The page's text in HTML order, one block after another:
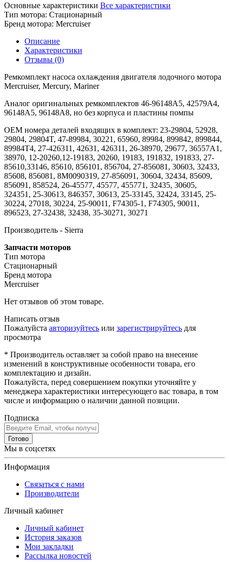
Основные характеристики Все характеристики
Тип мотора: Стационарный
Бренд мотора: Mercruiser
Описание
Характеристики
Отзывы (0)
Ремкомплект насоса охлаждения двигателя лодочного мотора
Mercruiser, Mercury, Mariner
Аналог оригинальных ремкомплектов 46-96148A5, 42579A4,
96148A5, 96148A8, но без корпуса и пластины помпы
OEM номера деталей входящих в комплект: 23-29804, 52928,
29804, 29804T, 47-89984, 30221, 65960, 89984, 899842, 899844,
89984T4, 27-426311, 42631, 426311, 26-38970, 29677, 36557A1,
38970, 12-20260,12-19183, 20260, 19183, 191832, 191833, 27-
85610,33146, 85610, 856101, 856704, 27-856081, 30603, 32433,
85608, 856081, 8M0090319, 27-856091, 30604, 32434, 85609,
856091, 858524, 26-45577, 45577, 455771, 32435, 30605,
324351, 25-30613, 846357, 30613, 25-33145, 32424, 33145, 25-
30224, 27018, 30224, 25-90011, F74305-1, F74305, 90011,
896523, 27-32438, 32438, 35-30271, 30271
Производитель - Sierra
Запчасти моторов
Тип мотора
Стационарный
Бренд мотора
Mercruiser
Нет отзывов об этом товаре.
Написать отзыв
Пожалуйста авторизуйтесь или зарегистрируйтесь для
просмотра
* Производитель оставляет за собой право на внесение
изменений в конструктивные особенности товара, его
комплектацию и дизайн.
Пожалуйста, перед совершением покупки уточняйте у
менеджера характеристики интересующего вас товара, в том
числе и информацию о наличии данной позиции.
Подписка
Готово
Мы в соцсетях
Информация
Связаться с нами
Производители
Личный кабинет
Личный кабинет
История заказов
Мои закладки
Рассылка новостей